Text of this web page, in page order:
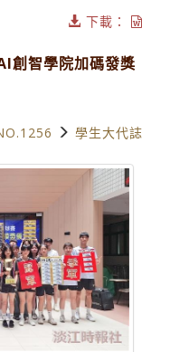
下載：
創智學院加碼發獎
學生大代誌